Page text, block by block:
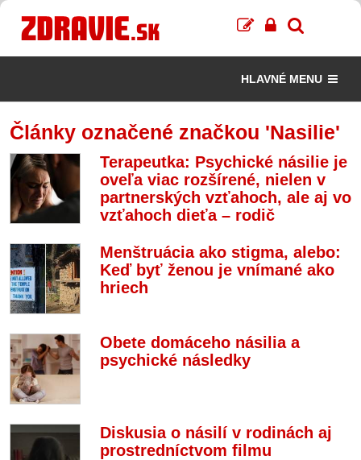
HLAVNÉ MENU
Články označené značkou 'Nasilie'
Terapeutka: Psychické násilie je
oveľa viac rozšírené, nielen v
partnerských vzťahoch, ale aj vo
vzťahoch dieťa – rodič
Menštruácia ako stigma, alebo:
Keď byť ženou je vnímané ako
hriech
Obete domáceho násilia a
psychické následky
Diskusia o násilí v rodinách aj
prostredníctvom filmu